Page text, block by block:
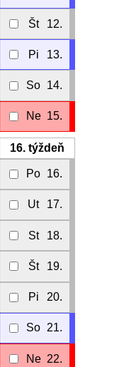
Št 12.
Pi 13.
So 14.
Ne 15.
16.týždeň
Po 16.
Ut 17.
St 18.
Št 19.
Pi 20.
So 21.
Ne 22.